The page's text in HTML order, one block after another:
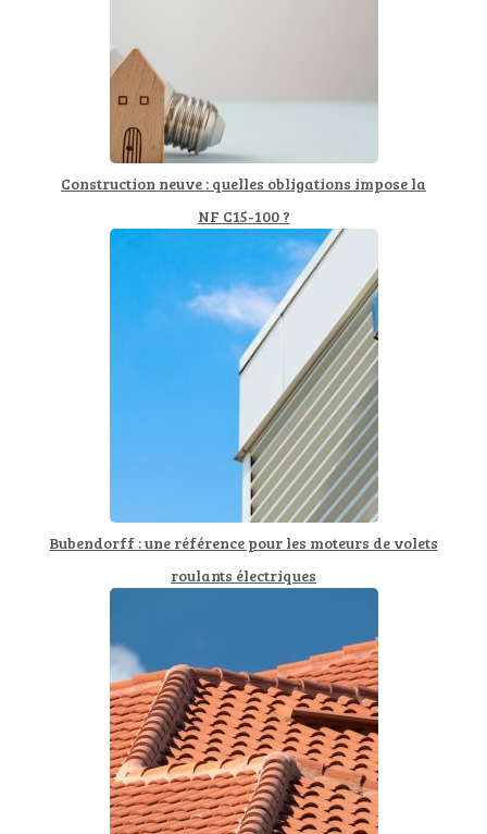
Construction neuve : quelles obligations impose la
NF C15-100 ?
Bubendorff : une référence pour les moteurs de volets
roulants électriques